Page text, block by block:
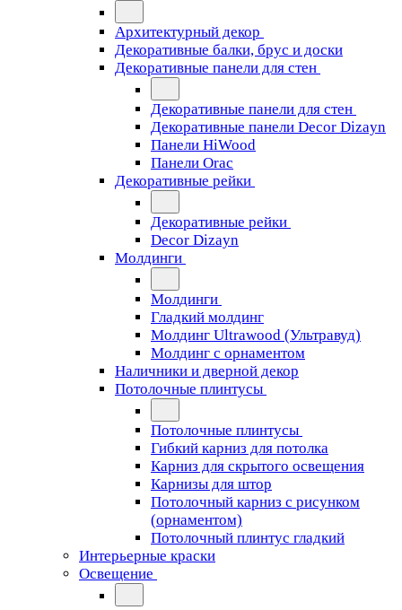
Архитектурный декор
Декоративные балки, брус и доски
Декоративные панели для стен
Декоративные панели для стен
Декоративные панели Decor Dizayn
Панели HiWood
Панели Orac
Декоративные рейки
Декоративные рейки
Decor Dizayn
Молдинги
Молдинги
Гладкий молдинг
Молдинг Ultrawood (Ультравуд)
Молдинг с орнаментом
Наличники и дверной декор
Потолочные плинтусы
Потолочные плинтусы
Гибкий карниз для потолка
Карниз для скрытого освещения
Карнизы для штор
Потолочный карниз с рисунком
(орнаментом)
Потолочный плинтус гладкий
Интерьерные краски
Освещение